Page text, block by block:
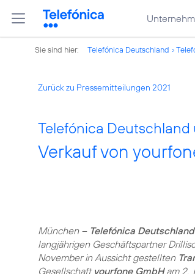
Sie sind hier: Telefónica Deutschland
Zurück zu Pressemitteilungen 2021
Telefónica Deutschland
Verkauf von
München – Telefónica Deutschland
langjährigen Geschäftspartner
November in Aussicht gestellten
Gesellschaft yourfone GmbHam 2.